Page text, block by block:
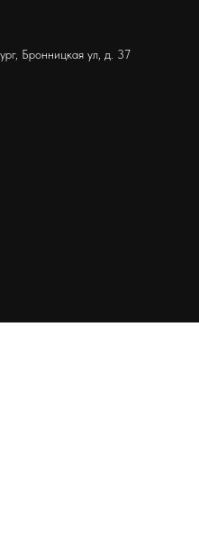
Бронницкая ул, д. 37